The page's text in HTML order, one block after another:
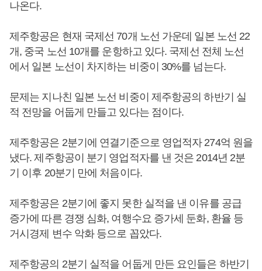
나온다.
제주항공은 현재 국제선 70개 노선 가운데 일본 노선 22
개, 중국 노선 10개를 운항하고 있다. 국제선 전체 노선
에서 일본 노선이 차지하는 비중이 30%를 넘는다.
문제는 지나친 일본 노선 비중이 제주항공의 하반기 실
적 전망을 어둡게 만들고 있다는 점이다.
제주항공은 2분기에 연결기준으로 영업적자 274억 원을
냈다. 제주항공이 분기 영업적자를 낸 것은 2014년 2분
기 이후 20분기 만에 처음이다.
제주항공은 2분기에 좋지 못한 실적을 낸 이유를 공급
증가에 따른 경쟁 심화, 여행수요 증가세 둔화, 환율 등
거시경제 변수 악화 등으로 꼽았다.
제주항공의 2분기 실적을 어둡게 만든 요인들은 하반기